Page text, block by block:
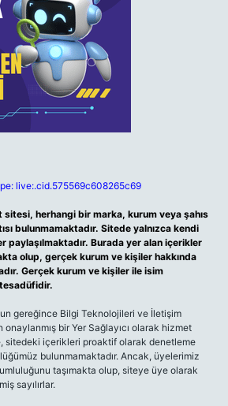
live:.cid.575569c608265c69
sitesi, herhangi bir marka, kurum veya şahıs
bulunmamaktadır. Sitede yalnızca kendi
paylaşılmaktadır. Burada yer alan içerikler
olup, gerçek kurum ve kişiler hakkında
Gerçek kurum ve kişiler ile isim
gereğince Bilgi Teknolojileri ve İletişim
onaylanmış bir Yer Sağlayıcı olarak hizmet
sitedeki içerikleri proaktif olarak denetleme
bulunmamaktadır. Ancak, üyelerimiz
taşımakta olup, siteye üye olarak
sayılırlar.